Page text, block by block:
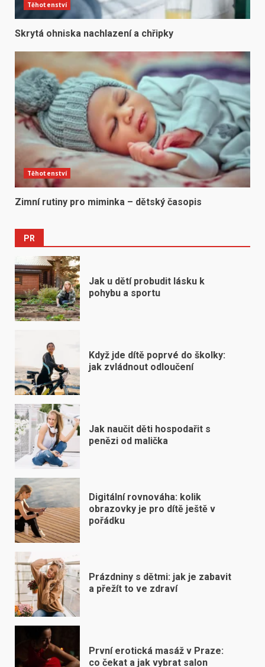
Těhotenství
Skrytá ohniska nachlazení a chřipky
Těhotenství
Zimní rutiny pro miminka – dětský časopis
PR
Jak u dětí probudit lásku k
pohybu a sportu
Když jde dítě poprvé do školky:
jak zvládnout odloučení
Jak naučit děti hospodařit s
penězi od malička
Digitální rovnováha: kolik
obrazovky je pro dítě ještě v
pořádku
Prázdniny s dětmi: jak je zabavit
a přežít to ve zdraví
První erotická masáž v Praze:
co čekat a jak vybrat salon